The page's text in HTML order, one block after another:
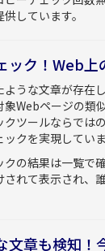
しています。
ック！Web上
うな文章が存在
象Webページの類
クツールならでは
クを実現していま
クの結果は一覧で
されて表示され、
文章も検知！